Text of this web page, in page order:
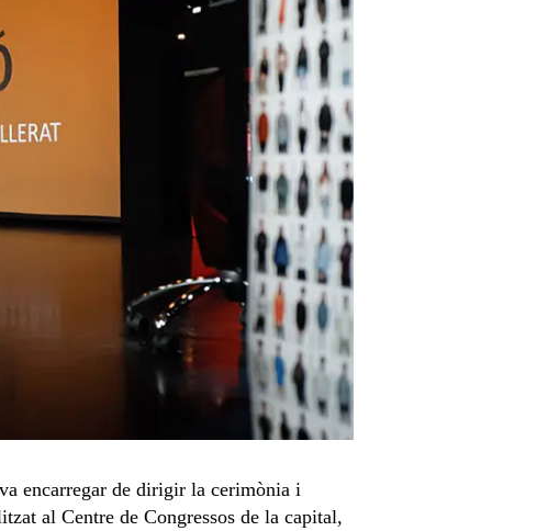
encarregar de dirigir la cerimònia i
al Centre de Congressos de la capital,